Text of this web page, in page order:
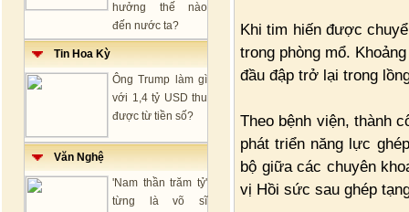
hưởng thế nào
đến nước ta?
Tin Hoa Kỳ
Ông Trump làm gì
với 1,4 tỷ USD thu
được từ tiền số?
Văn Nghệ
'Nam thần trăm tỷ'
từng là võ sĩ
Khi tim hiến được
trong phòng mổ.
đầu đập trở lại trong
Theo bệnh viện, thành
phát triển năng lực
bộ giữa các chuyên
vị Hồi sức sau ghép